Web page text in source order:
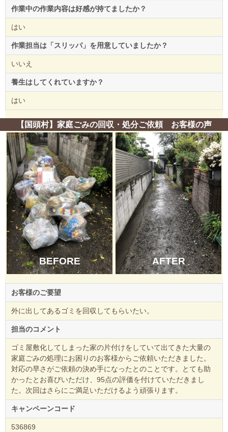
作業中の作業内容は好感が持てましたか？
はい
作業担当は「スリッパ」を用意していましたか？
いいえ
養生はしてくれていますか？
はい
【国頭村】家庭ごみの回収・処分ご依頼 お客様の声
BEFORE AFTER
お客様のご要望
外に出してあるゴミを回収してもらいたい。
担当のコメント
ゴミ屋敷化してしまった家の片付けをしていて出てきた大量の
家庭ごみの処理にお困りのお客様からご依頼いただきました。
対応の早さがご依頼の決め手になったとのことです。とても助
かったとお喜びいただけ、95点の評価を付けていただきまし
た。次回はさらにご満足いただけるよう頑張ります。
キャンペーンコード
536869